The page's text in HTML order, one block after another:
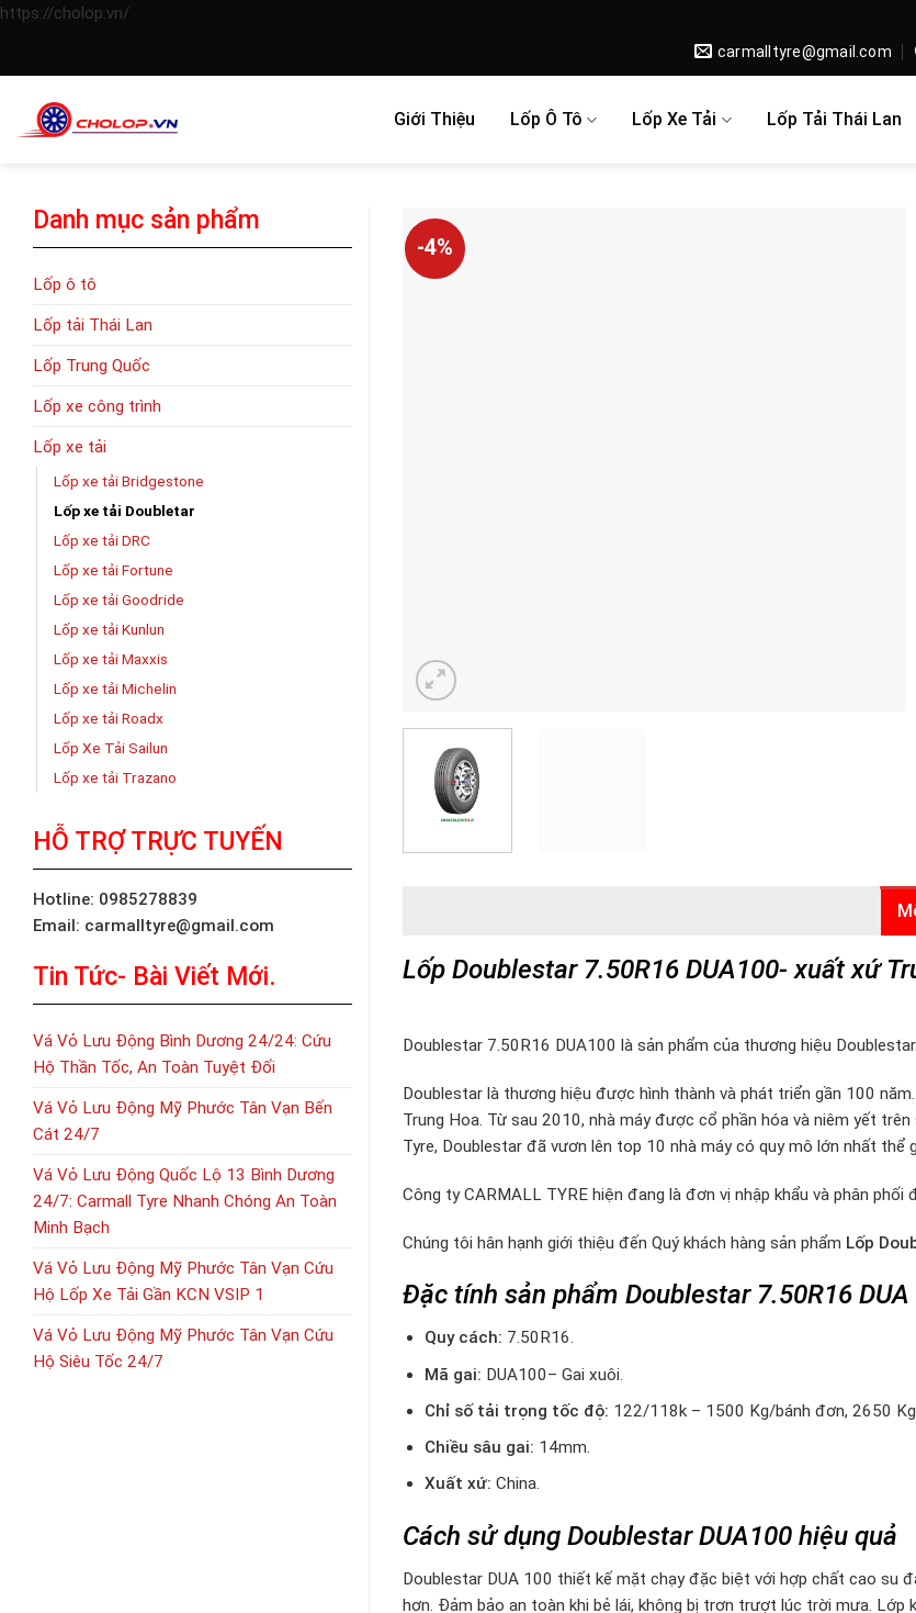
https://cholop.vn/Skip
carmalltyre@gmail.com
Giới Thiệu Lốp Ô Tô Lốp Xe Tải Lốp Tải Thái Lan
Danh mục sản phẩm
Lốp ô tô
Lốp tải Thái Lan
Lốp Trung Quốc
Lốp xe công trình
Lốp xe tải
Lốp xe tải Bridgestone
Lốp xe tải Doubletar
Lốp xe tải DRC
Lốp xe tải Fortune
Lốp xe tải Goodride
Lốp xe tải Kunlun
Lốp xe tải Maxxis
Lốp xe tải Michelin
Lốp xe tải Roadx
Lốp Xe Tải Sailun
Lốp xe tải Trazano
HỖ TRỢ TRỰC TUYẾN
Hotline: 0985278839
Email: carmalltyre@gmail.com
Tin Tức- Bài Viết Mới.
Vá Vỏ Lưu Động Bình Dương 24/24: Cứu
Hộ Thần Tốc, An Toàn Tuyệt Đối
Vá Vỏ Lưu Động Mỹ Phước Tân Vạn Bến
Cát 24/7
Vá Vỏ Lưu Động Quốc Lộ 13 Bình Dương
24/7: Carmall Tyre Nhanh Chóng An Toàn
Minh Bạch
Vá Vỏ Lưu Động Mỹ Phước Tân Vạn Cứu
Hộ Lốp Xe Tải Gần KCN VSIP 1
Vá Vỏ Lưu Động Mỹ Phước Tân Vạn Cứu
Hộ Siêu Tốc 24/7
-4%
Lốp Doublestar 7.50R16 DUA100- xuất xứ
Doublestar 7.50R16 DUA100 là sản phẩm của thương hiệu
Doublestar là thương hiệu được hình thành và phát triển gần 100
Trung Hoa. Từ sau 2010, nhà máy được cổ phần hóa và niêm yết
Tyre, Doublestar đã vươn lên top 10 nhà máy có quy mô lớn nhất thể
Công ty CARMALL TYRE hiện đang là đơn vị nhập khẩu và phân
Chúng tôi hân hạnh giới thiệu đến Quý khách hàng sản phẩm Lốp
Đặc tính sản phẩm Doublestar 7.50R16 DUA
Quy cách: 7.50R16.
Mã gai: DUA100– Gai xuôi.
Chỉ số tải trọng tốc độ: 122/118k – 1500 Kg/bánh đơn, 2650
Chiều sâu gai: 14mm.
Xuất xứ: China.
Cách sử dụng Doublestar DUA100 hiệu quả
Doublestar DUA 100 thiết kế mặt chạy đặc biệt với hợp chất cao su
hơn. Đảm bảo an toàn khi bẻ lái, không bị trơn trượt lúc trời mưa.